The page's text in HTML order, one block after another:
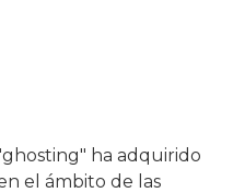
ha adquirido
el ámbito de las